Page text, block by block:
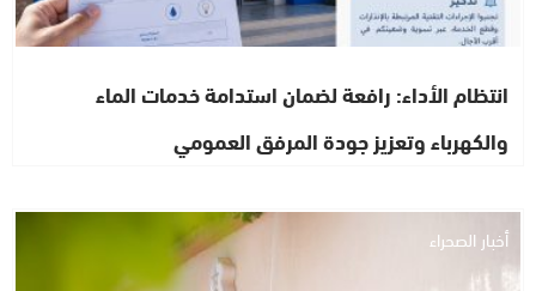
انتظام الأداء: رافعة لضمان استدامة خدمات الماء
والكهرباء وتعزيز جودة المرفق العمومي
أخبار الصحراء